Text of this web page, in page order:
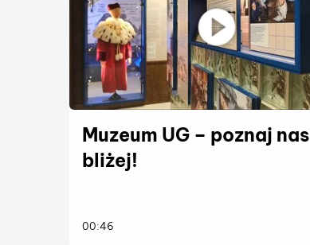
Muzeum UG – poznaj nas
bliżej!
więcej
00:46